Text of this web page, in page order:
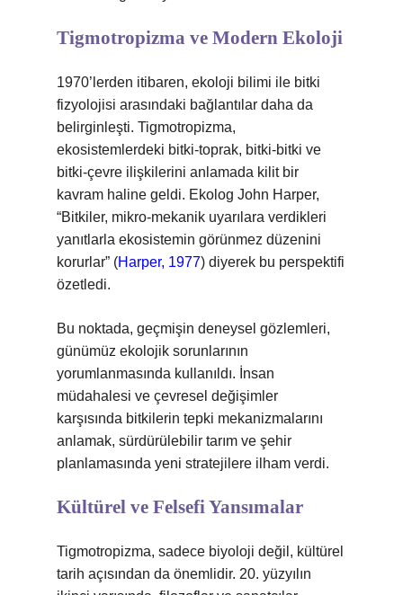
Tigmotropizma ve Modern Ekoloji
1970’lerden itibaren, ekoloji bilimi ile bitki
fizyolojisi arasındaki bağlantılar daha da
belirginleşti. Tigmotropizma,
ekosistemlerdeki bitki-toprak, bitki-bitki ve
bitki-çevre ilişkilerini anlamada kilit bir
kavram haline geldi. Ekolog John Harper,
“Bitkiler, mikro-mekanik uyarılara verdikleri
yanıtlarla ekosistemin görünmez düzenini
korurlar” (Harper, 1977) diyerek bu perspektifi
özetledi.
Bu noktada, geçmişin deneysel gözlemleri,
günümüz ekolojik sorunlarının
yorumlanmasında kullanıldı. İnsan
müdahalesi ve çevresel değişimler
karşısında bitkilerin tepki mekanizmalarını
anlamak, sürdürülebilir tarım ve şehir
planlamasında yeni stratejilere ilham verdi.
Kültürel ve Felsefi Yansımalar
Tigmotropizma, sadece biyoloji değil, kültürel
tarih açısından da önemlidir. 20. yüzyılın